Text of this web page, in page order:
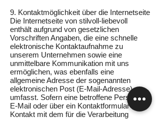
9. Kontaktmöglichkeit über die Internetseite
Die Internetseite von stilvoll-liebevoll
enthält aufgrund von gesetzlichen
Vorschriften Angaben, die eine schnelle
elektronische Kontaktaufnahme zu
unserem Unternehmen sowie eine
unmittelbare Kommunikation mit uns
ermöglichen, was ebenfalls eine
allgemeine Adresse der sogenannten
elektronischen Post (E-Mail-Adresse)
umfasst. Sofern eine betroffene Person per
E-Mail oder über ein Kontaktformular den
Kontakt mit dem für die Verarbeitung